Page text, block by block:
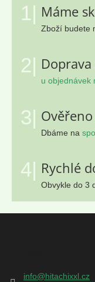
1| Máme
Zboží budete
2|
u objednávek
3|
Dbáme na
4| Rychlé
Obvykle do 3
info@hitachixxl.cz